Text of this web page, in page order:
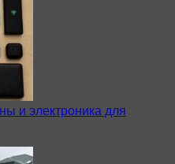
и электроника для